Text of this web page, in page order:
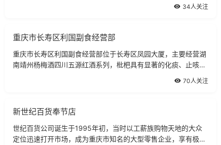
34人关注
重庆市长寿区利国副食经营部
重庆市长寿区利国副食经营部位于长寿区凤园大厦，主要经营湖
南靖州杨梅酒四川五源红酒系列，枇杷具有显著的化痰、止咳、
70人关注
新世纪百货奉节店
世纪百货公司诞生于1995年初，当时以工薪族购物天地的大众
定位迅速打开市场，成为重庆市知名的大型零售企业，享有极高